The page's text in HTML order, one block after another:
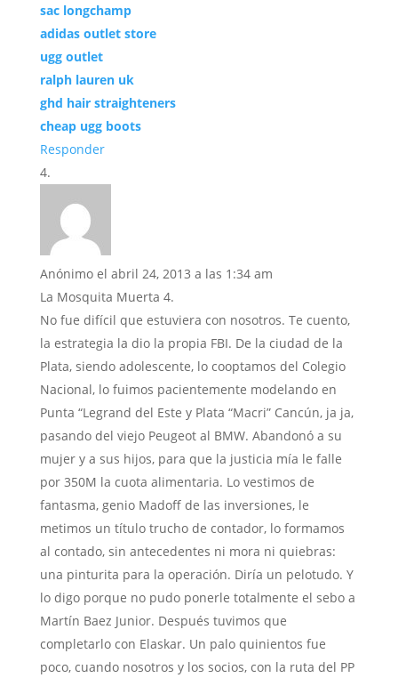
sac longchamp
adidas outlet store
ugg outlet
ralph lauren uk
ghd hair straighteners
cheap ugg boots
Responder
Anónimo el abril 24, 2013 a las 1:34 am
La Mosquita Muerta 4.
No fue difícil que estuviera con nosotros. Te cuento,
la estrategia la dio la propia FBI. De la ciudad de la
Plata, siendo adolescente, lo cooptamos del Colegio
Nacional, lo fuimos pacientemente modelando en
Punta “Legrand del Este y Plata “Macri” Cancún, ja ja,
pasando del viejo Peugeot al BMW. Abandonó a su
mujer y a sus hijos, para que la justicia mía le falle
por 350M la cuota alimentaria. Lo vestimos de
fantasma, genio Madoff de las inversiones, le
metimos un título trucho de contador, lo formamos
al contado, sin antecedentes ni mora ni quiebras:
una pinturita para la operación. Diría un pelotudo. Y
lo digo porque no pudo ponerle totalmente el sebo a
Martín Baez Junior. Después tuvimos que
completarlo con Elaskar. Un palo quinientos fue
poco, cuando nosotros y los socios, con la ruta del PP